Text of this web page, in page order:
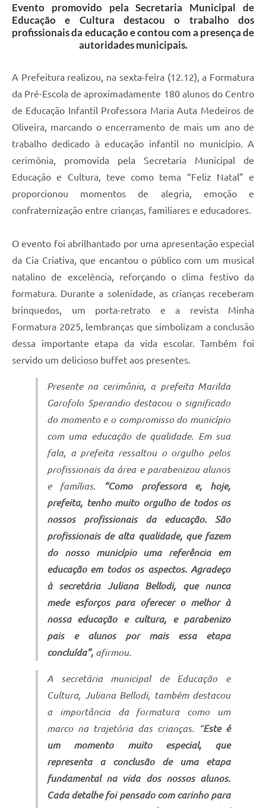
Evento promovido pela Secretaria Municipal de
Educação e Cultura destacou o trabalho dos
profissionais da educação e contou com a presença de
autoridades municipais.
A Prefeitura realizou, na sexta-feira (12.12), a Formatura
da Pré-Escola de aproximadamente 180 alunos do Centro
de Educação Infantil Professora Maria Auta Medeiros de
Oliveira, marcando o encerramento de mais um ano de
trabalho dedicado à educação infantil no município. A
cerimônia, promovida pela Secretaria Municipal de
Educação e Cultura, teve como tema “Feliz Natal” e
proporcionou momentos de alegria, emoção e
confraternização entre crianças, familiares e educadores.
O evento foi abrilhantado por uma apresentação especial
da Cia Criativa, que encantou o público com um musical
natalino de excelência, reforçando o clima festivo da
formatura. Durante a solenidade, as crianças receberam
brinquedos, um porta-retrato e a revista Minha
Formatura 2025, lembranças que simbolizam a conclusão
dessa importante etapa da vida escolar. Também foi
servido um delicioso buffet aos presentes.
Presente na cerimônia, a prefeita Marilda
Garofolo Sperandio destacou o significado
do momento e o compromisso do município
com uma educação de qualidade. Em sua
fala, a prefeita ressaltou o orgulho pelos
profissionais da área e parabenizou alunos
e famílias.
“Como professora e, hoje,
prefeita, tenho muito orgulho de todos os
nossos profissionais da educação. São
profissionais de alta qualidade, que fazem
do nosso município uma referência em
educação em todos os aspectos. Agradeço
à secretária Juliana Bellodi, que nunca
mede esforços para oferecer o melhor à
nossa educação e cultura, e parabenizo
pais e alunos por mais essa etapa
concluída”, afirmou.
A secretária municipal de Educação e
Cultura, Juliana Bellodi, também destacou
a importância da formatura como um
marco na trajetória das crianças. “Este é
um momento muito especial, que
representa a conclusão de uma etapa
fundamental na vida dos nossos alunos.
Cada detalhe foi pensado com carinho para